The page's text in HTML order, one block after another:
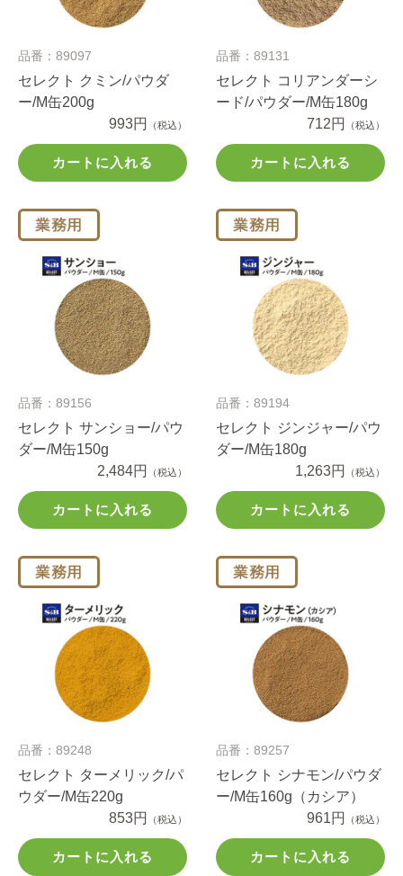
品番：89097
セレクト クミン/パウダ
ー/M缶200g
993円
（税込）
カートに入れる
品番：89131
セレクト コリアンダーシ
ード/パウダー/M缶180g
712円
（税込）
カートに入れる
品番：89156
セレクト サンショー/パウ
ダー/M缶150g
2,484円
（税込）
カートに入れる
品番：89194
セレクト ジンジャー/パウ
ダー/M缶180g
1,263円
（税込）
カートに入れる
品番：89248
セレクト ターメリック/パ
ウダー/M缶220g
853円
（税込）
カートに入れる
品番：89257
セレクト シナモン/パウダ
ー/M缶160g（カシア）
961円
（税込）
カートに入れる